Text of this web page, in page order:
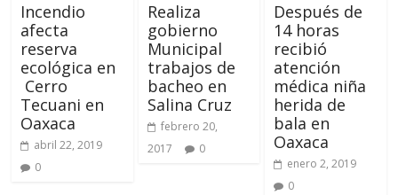
Incendio
afecta
reserva
ecológica en
Cerro
Tecuani en
Oaxaca
abril 22, 2019
0
Realiza
gobierno
Municipal
trabajos de
bacheo en
Salina Cruz
febrero 20,
2017
0
Después de
14 horas
recibió
atención
médica niña
herida de
bala en
Oaxaca
enero 2, 2019
0